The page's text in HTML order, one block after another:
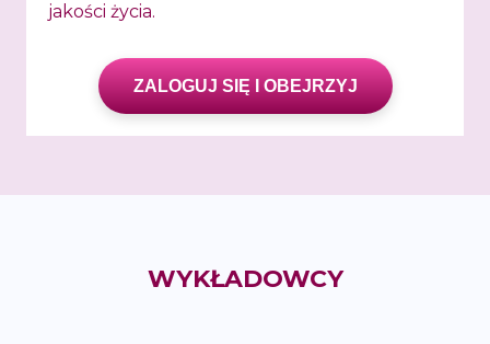
jakości życia.
ZALOGUJ SIĘ I OBEJRZYJ
WYKŁADOWCY